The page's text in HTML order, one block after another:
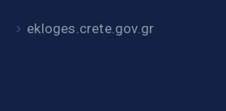
ekloges.crete.gov.gr